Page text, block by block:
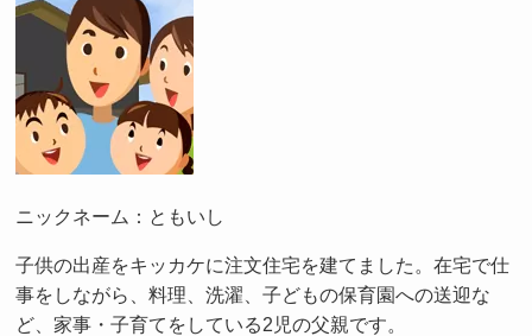
ニックネーム：ともいし
子供の出産をキッカケに注文住宅を建てました。在宅で仕
事をしながら、料理、洗濯、子どもの保育園への送迎な
ど、家事・子育てをしている2児の父親です。